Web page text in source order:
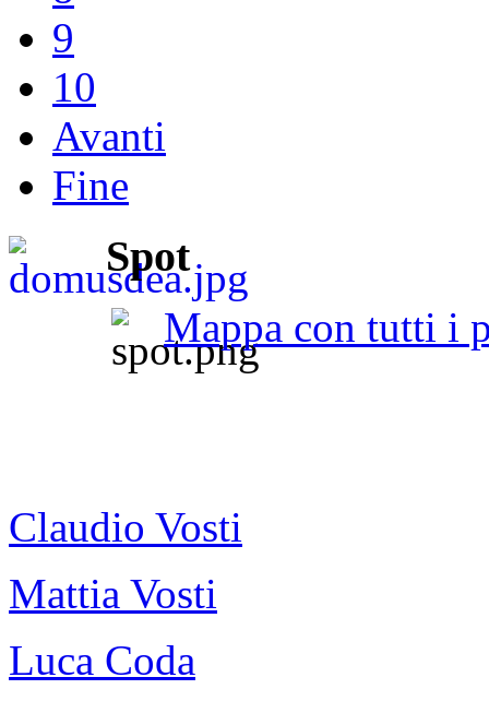
9
10
Avanti
Fine
Spot
Mappa con tutti i
Claudio Vosti
Mattia Vosti
Luca Coda